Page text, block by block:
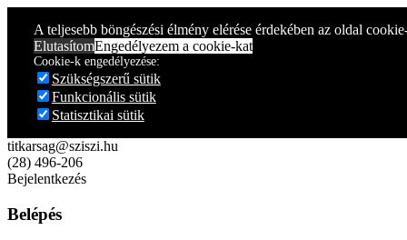
A teljesebb böngészési élmény elérése érdekében az oldal
ElutasítomEngedélyezem a cookie-kat
Cookie-k engedélyezése:
Szükségszerű sütik
Funkcionális sütik
Statisztikai sütik
titkarsag@sziszi.hu
(28) 496-206
Bejelentkezés
Belépés